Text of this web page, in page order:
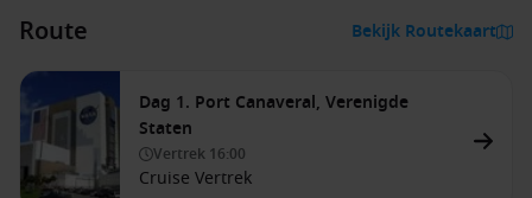
Route Bekijk Routekaart
Dag 1. Port Canaveral, Verenigde
Staten
Vertrek 16:00
Cruise Vertrek